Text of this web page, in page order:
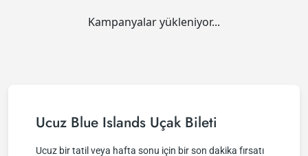
Kampanyalar yükleniyor...
Ucuz Blue Islands Uçak Bileti
Ucuz bir tatil veya hafta sonu için bir son dakika fırsatı